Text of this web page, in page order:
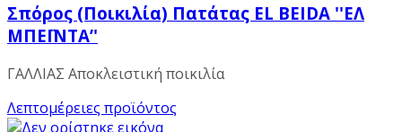
Σπόρος (Ποικιλία) Πατάτας EL BEIDA ''ΕΛ
ΜΠΕΪΝΤΑ’'
ΓΑΛΛΙΑΣ Αποκλειστική ποικιλία
Λεπτομέρειες προϊόντος